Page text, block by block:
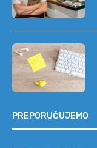
PREPORUČUJEMO